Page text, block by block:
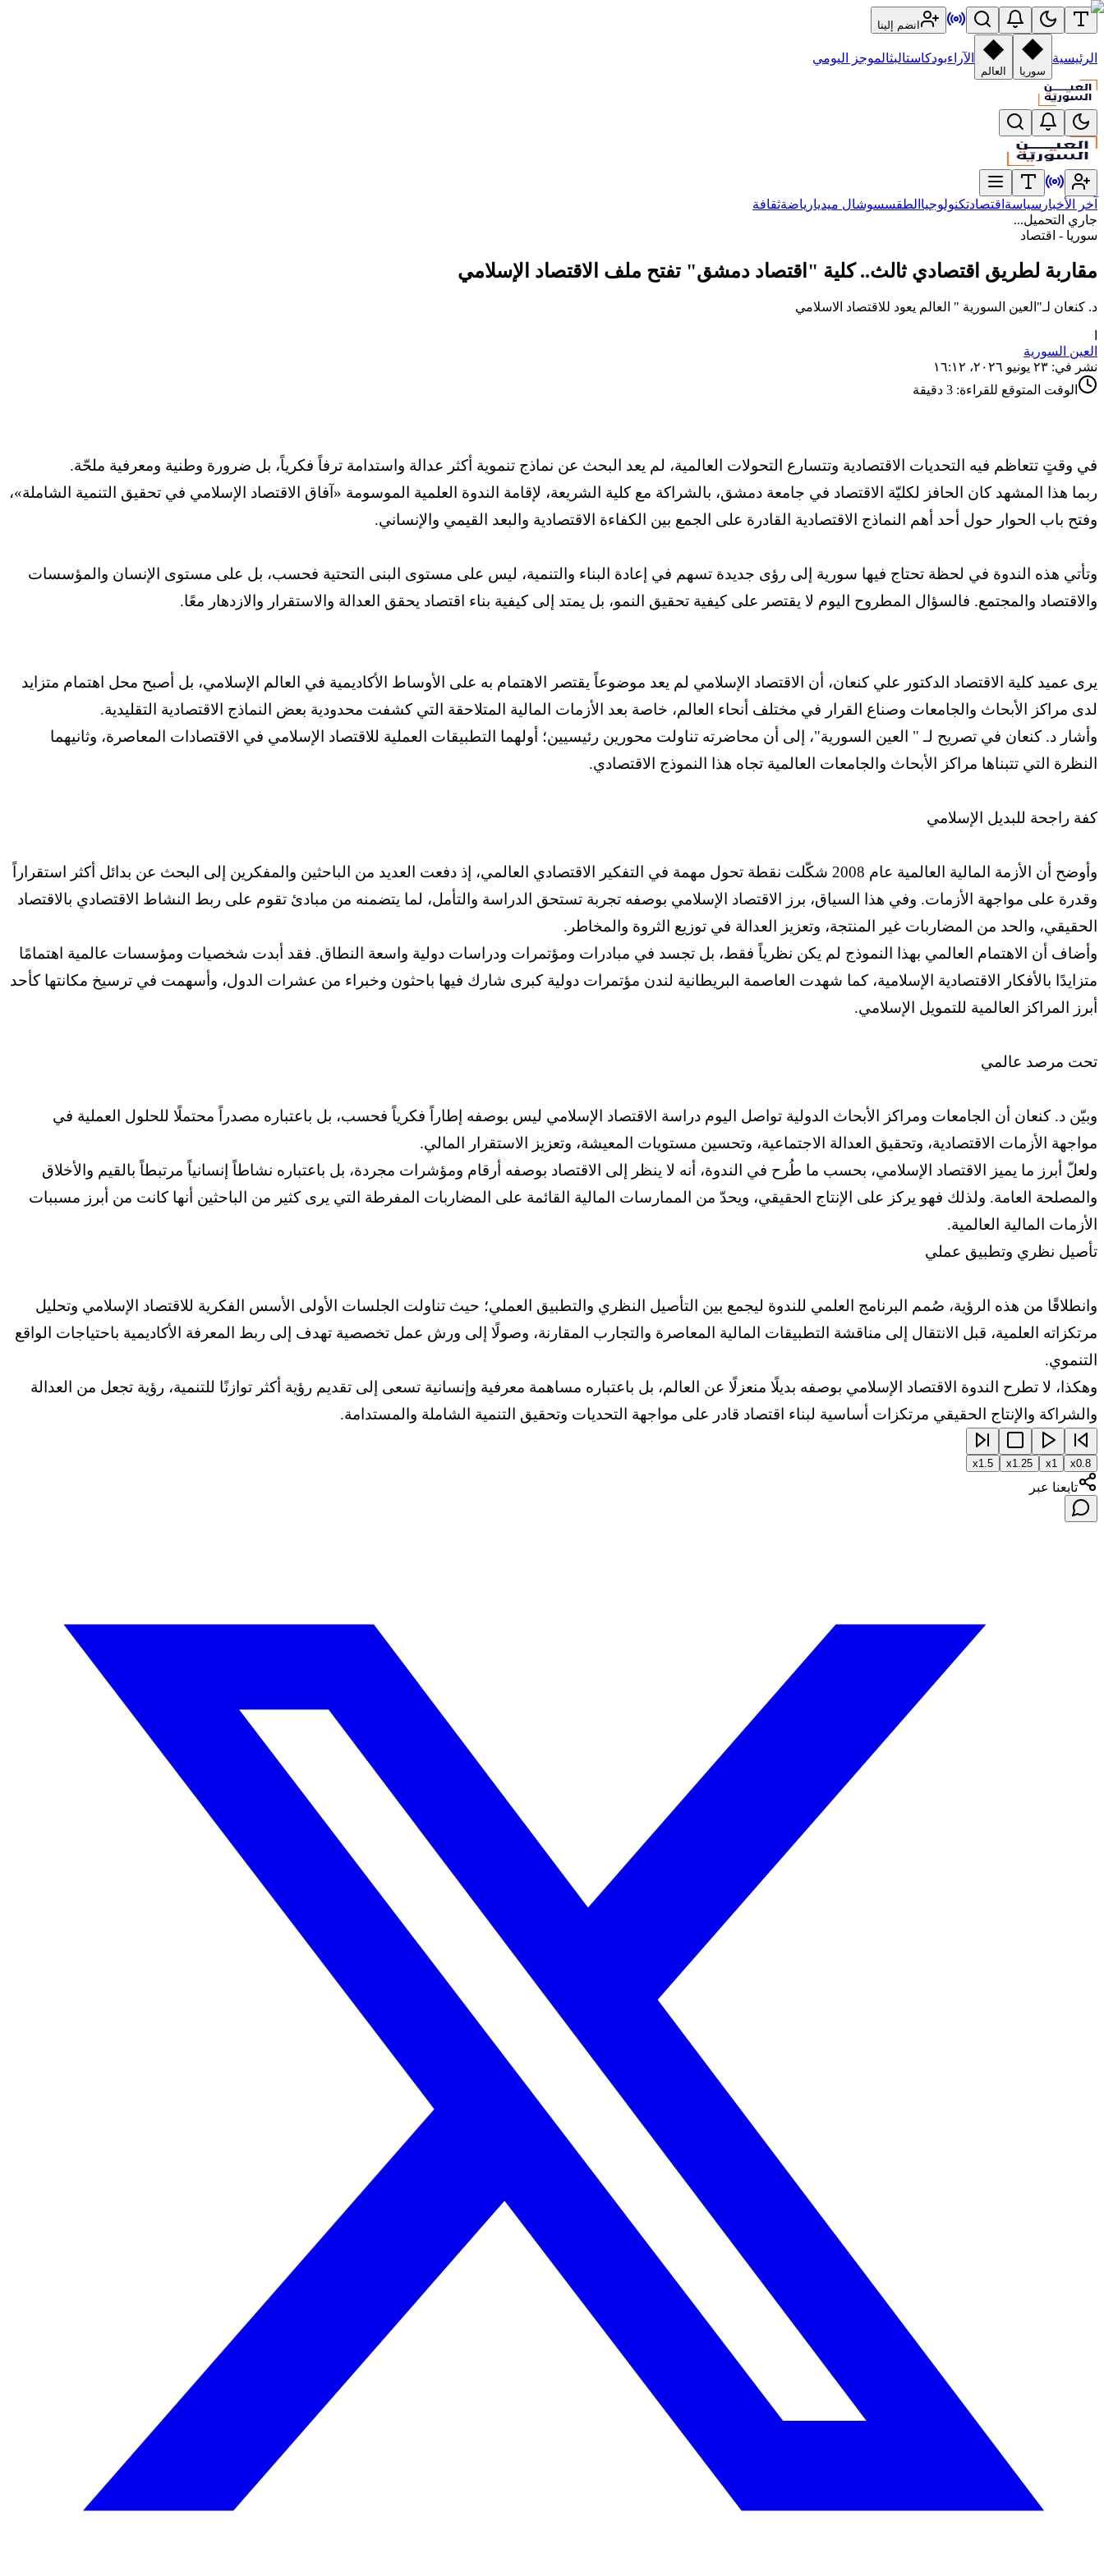
انضم إلينا
الرئيسية
سوريا العالم
الآراءبودكاستالبثالموجز اليومي
آخر الأخبار سياسة اقتصادتكنولوجيا الطقسسوشال ميديارياضةثقافة
جاري التحميل...
سوريا - اقتصاد
مقاربة لطريق اقتصادي ثالث.. كلية "اقتصاد دمشق" تفتح ملف الاقتصاد الإسلامي
د. كنعان لـ"العين السورية " العالم يعود للاقتصاد الاسلامي
العين السورية
نشر في: ٢٣ يونيو ٢٠٢٦، ١٦:١٢
الوقت المتوقع للقراءة: 3 دقيقة
في وقتٍ تتعاظم فيه التحديات الاقتصادية وتتسارع التحولات العالمية، لم يعد البحث عن نماذج تنموية أكثر عدالة واستدامة ترفاً فكرياً، بل ضرورة وطنية ومعرفية ملحّة.
ربما هذا المشهد كان الحافز لكليّة الاقتصاد في جامعة دمشق، بالشراكة مع كلية الشريعة، لإقامة الندوة العلمية الموسومة «آفاق الاقتصاد الإسلامي في تحقيق التنمية الشاملة»،
وفتح باب الحوار حول أحد أهم النماذج الاقتصادية القادرة على الجمع بين الكفاءة الاقتصادية والبعد القيمي والإنساني.
وتأتي هذه الندوة في لحظة تحتاج فيها سورية إلى رؤى جديدة تسهم في إعادة البناء والتنمية، ليس على مستوى البنى التحتية فحسب، بل على مستوى الإنسان والمؤسسات
والاقتصاد والمجتمع. فالسؤال المطروح اليوم لا يقتصر على كيفية تحقيق النمو، بل يمتد إلى كيفية بناء اقتصاد يحقق العدالة والاستقرار والازدهار معًا.
يرى عميد كلية الاقتصاد الدكتور علي كنعان، أن الاقتصاد الإسلامي لم يعد موضوعاً يقتصر الاهتمام به على الأوساط الأكاديمية في العالم الإسلامي، بل أصبح محل اهتمام متزايد
لدى مراكز الأبحاث والجامعات وصناع القرار في مختلف أنحاء العالم، خاصة بعد الأزمات المالية المتلاحقة التي كشفت محدودية بعض النماذج الاقتصادية التقليدية.
وأشار د. كنعان في تصريح لـ " العين السورية"، إلى أن محاضرته تناولت محورين رئيسيين؛ أولهما التطبيقات العملية للاقتصاد الإسلامي في الاقتصادات المعاصرة، وثانيهما
النظرة التي تتبناها مراكز الأبحاث والجامعات العالمية تجاه هذا النموذج الاقتصادي.
كفة راجحة للبديل الإسلامي
وأوضح أن الأزمة المالية العالمية عام 2008 شكّلت نقطة تحول مهمة في التفكير الاقتصادي العالمي، إذ دفعت العديد من الباحثين والمفكرين إلى البحث عن بدائل أكثر استقراراً
وقدرة على مواجهة الأزمات. وفي هذا السياق، برز الاقتصاد الإسلامي بوصفه تجربة تستحق الدراسة والتأمل، لما يتضمنه من مبادئ تقوم على ربط النشاط الاقتصادي بالاقتصاد
الحقيقي، والحد من المضاربات غير المنتجة، وتعزيز العدالة في توزيع الثروة والمخاطر.
وأضاف أن الاهتمام العالمي بهذا النموذج لم يكن نظرياً فقط، بل تجسد في مبادرات ومؤتمرات ودراسات دولية واسعة النطاق. فقد أبدت شخصيات ومؤسسات عالمية اهتمامًا
متزايدًا بالأفكار الاقتصادية الإسلامية، كما شهدت العاصمة البريطانية لندن مؤتمرات دولية كبرى شارك فيها باحثون وخبراء من عشرات الدول، وأسهمت في ترسيخ مكانتها كأحد
أبرز المراكز العالمية للتمويل الإسلامي.
تحت مرصد عالمي
وبيّن د. كنعان أن الجامعات ومراكز الأبحاث الدولية تواصل اليوم دراسة الاقتصاد الإسلامي ليس بوصفه إطاراً فكرياً فحسب، بل باعتباره مصدراً محتملًا للحلول العملية في
مواجهة الأزمات الاقتصادية، وتحقيق العدالة الاجتماعية، وتحسين مستويات المعيشة، وتعزيز الاستقرار المالي.
ولعلّ أبرز ما يميز الاقتصاد الإسلامي، بحسب ما طُرح في الندوة، أنه لا ينظر إلى الاقتصاد بوصفه أرقام ومؤشرات مجردة، بل باعتباره نشاطاً إنسانياً مرتبطاً بالقيم والأخلاق
والمصلحة العامة. ولذلك فهو يركز على الإنتاج الحقيقي، ويحدّ من الممارسات المالية القائمة على المضاربات المفرطة التي يرى كثير من الباحثين أنها كانت من أبرز مسببات
الأزمات المالية العالمية.
تأصيل نظري وتطبيق عملي
وانطلاقًا من هذه الرؤية، صُمم البرنامج العلمي للندوة ليجمع بين التأصيل النظري والتطبيق العملي؛ حيث تناولت الجلسات الأولى الأسس الفكرية للاقتصاد الإسلامي وتحليل
مرتكزاته العلمية، قبل الانتقال إلى مناقشة التطبيقات المالية المعاصرة والتجارب المقارنة، وصولًا إلى ورش عمل تخصصية تهدف إلى ربط المعرفة الأكاديمية باحتياجات الواقع
التنموي.
وهكذا، لا تطرح الندوة الاقتصاد الإسلامي بوصفه بديلًا منعزلًا عن العالم، بل باعتباره مساهمة معرفية وإنسانية تسعى إلى تقديم رؤية أكثر توازنًا للتنمية، رؤية تجعل من العدالة
والشراكة والإنتاج الحقيقي مرتكزات أساسية لبناء اقتصاد قادر على مواجهة التحديات وتحقيق التنمية الشاملة والمستدامة.
x0.8
x1
x1.25
x1.5
تابعنا عبر